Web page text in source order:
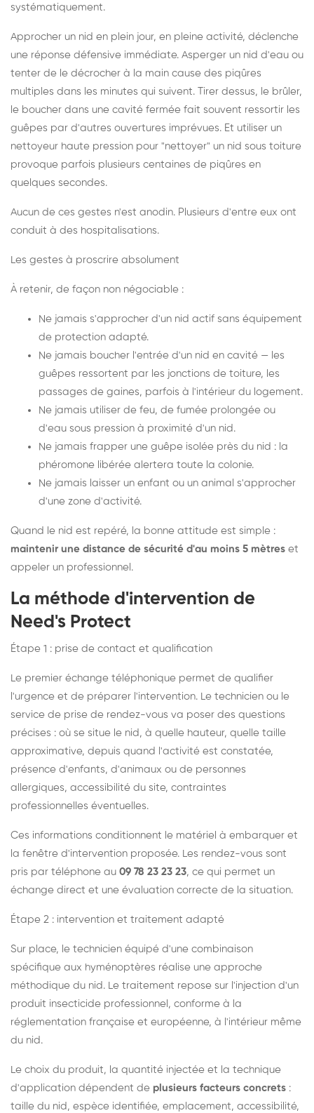
systématiquement.
Approcher un nid en plein jour, en pleine activité, déclenche
une réponse défensive immédiate. Asperger un nid d'eau ou
tenter de le décrocher à la main cause des piqûres
multiples dans les minutes qui suivent. Tirer dessus, le brûler,
le boucher dans une cavité fermée fait souvent ressortir les
guêpes par d'autres ouvertures imprévues. Et utiliser un
nettoyeur haute pression pour "nettoyer" un nid sous toiture
provoque parfois plusieurs centaines de piqûres en
quelques secondes.
Aucun de ces gestes n'est anodin. Plusieurs d'entre eux ont
conduit à des hospitalisations.
Les gestes à proscrire absolument
À retenir, de façon non négociable :
Ne jamais s'approcher d'un nid actif sans équipement
de protection adapté.
Ne jamais boucher l'entrée d'un nid en cavité — les
guêpes ressortent par les jonctions de toiture, les
passages de gaines, parfois à l'intérieur du logement.
Ne jamais utiliser de feu, de fumée prolongée ou
d'eau sous pression à proximité d'un nid.
Ne jamais frapper une guêpe isolée près du nid : la
phéromone libérée alertera toute la colonie.
Ne jamais laisser un enfant ou un animal s'approcher
d'une zone d'activité.
Quand le nid est repéré, la bonne attitude est simple :
maintenir une distance de sécurité d'au moins 5 mètres et
appeler un professionnel.
La méthode d'intervention de
Need's Protect
Étape 1 : prise de contact et qualification
Le premier échange téléphonique permet de qualifier
l'urgence et de préparer l'intervention. Le technicien ou le
service de prise de rendez-vous va poser des questions
précises : où se situe le nid, à quelle hauteur, quelle taille
approximative, depuis quand l'activité est constatée,
présence d'enfants, d'animaux ou de personnes
allergiques, accessibilité du site, contraintes
professionnelles éventuelles.
Ces informations conditionnent le matériel à embarquer et
la fenêtre d'intervention proposée. Les rendez-vous sont
pris par téléphone au 09 78 23 23 23, ce qui permet un
échange direct et une évaluation correcte de la situation.
Étape 2 : intervention et traitement adapté
Sur place, le technicien équipé d'une combinaison
spécifique aux hyménoptères réalise une approche
méthodique du nid. Le traitement repose sur l'injection d'un
produit insecticide professionnel, conforme à la
réglementation française et européenne, à l'intérieur même
du nid.
Le choix du produit, la quantité injectée et la technique
d'application dépendent de plusieurs facteurs concrets :
taille du nid, espèce identifiée, emplacement, accessibilité,